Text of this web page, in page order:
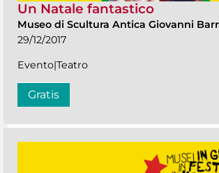
Un Natale fantastico
Museo di Scultura Antica Giovanni
29/12/2017
Evento|Teatro
Gratis